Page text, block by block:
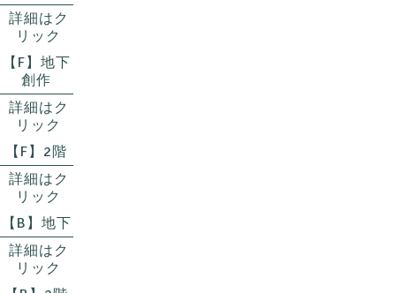
詳細はク
リック
【F】地下
創作
詳細はク
リック
【F】2階
詳細はク
リック
【B】地下
詳細はク
リック